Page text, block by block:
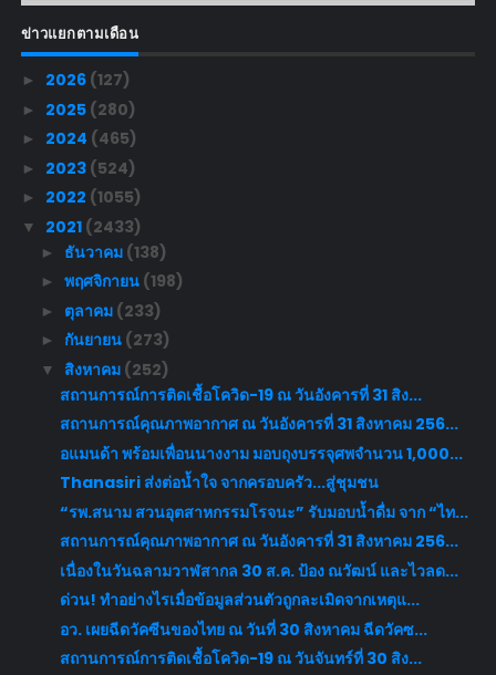
ข่าวแยกตามเดือน
► 2026 (127)
► 2025 (280)
► 2024 (465)
► 2023 (524)
► 2022 (1055)
▼ 2021 (2433)
► ธันวาคม (138)
► พฤศจิกายน (198)
► ตุลาคม (233)
► กันยายน (273)
▼ สิงหาคม (252)
สถานการณ์การติดเชื้อโควิด-19 ณ วันอังคารที่ 31 สิง...
สถานการณ์คุณภาพอากาศ ณ วันอังคารที่ 31 สิงหาคม 256...
อแมนด้า พร้อมเพื่อนนางงาม มอบถุงบรรจุศพจำนวน 1,000...
Thanasiri ส่งต่อน้ำใจ จากครอบครัว...สู่ชุมชน
“รพ.สนาม สวนอุตสาหกรรมโรจนะ” รับมอบน้ำดื่ม จาก “ไท...
สถานการณ์คุณภาพอากาศ ณ วันอังคารที่ 31 สิงหาคม 256...
เนื่องในวันฉลามวาฬสากล 30 ส.ค. ป้อง ณวัฒน์ และไวลด...
ด่วน! ทำอย่างไรเมื่อข้อมูลส่วนตัวถูกละเมิดจากเหตุแ...
อว. เผยฉีดวัคซีนของไทย ณ วันที่ 30 สิงหาคม ฉีดวัคซ...
สถานการณ์การติดเชื้อโควิด-19 ณ วันจันทร์ที่ 30 สิง...